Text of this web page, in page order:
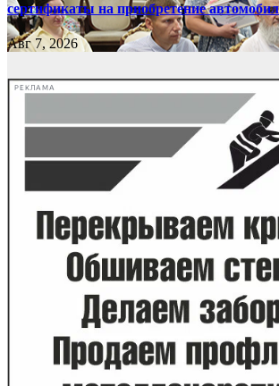
сертификаты на приобретение
Авг 7, 2026
РЕКЛАМА